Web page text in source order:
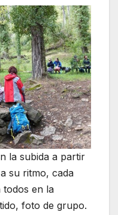
la subida a partir
su ritmo, cada
todos en la
foto de grupo.